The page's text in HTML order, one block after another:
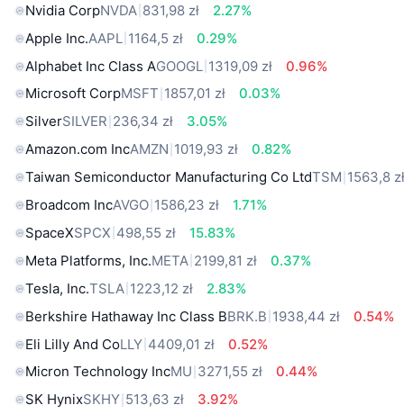
Nvidia CorpNVDA 831,98 zł
2.27%
Apple Inc.AAPL 1164,5 zł
0.29%
Alphabet Inc Class AGOOGL 1319,09 zł
0.96%
Microsoft CorpMSFT 1857,01 zł
0.03%
SilverSILVER 236,34 zł
3.05%
Amazon.com IncAMZN 1019,93 zł
0.82%
Taiwan Semiconductor Manufacturing Co LtdTSM 1563,8
Broadcom IncAVGO 1586,23 zł
1.71%
SpaceXSPCX 498,55 zł
15.83%
Meta Platforms, Inc.META 2199,81 zł
0.37%
Tesla, Inc.TSLA 1223,12 zł
2.83%
Berkshire Hathaway Inc Class BBRK.B 1938,44 zł
0.54%
Eli Lilly And CoLLY 4409,01 zł
0.52%
Micron Technology IncMU 3271,55 zł
0.44%
SK HynixSKHY 513,63 zł
3.92%